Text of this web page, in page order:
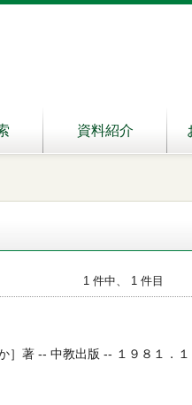
資料紹介
1 件中、 1 件目
］著 -- 中教出版 -- １９８１．